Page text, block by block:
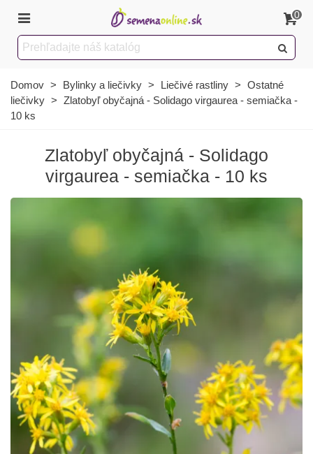
0
Domov > Bylinky a liečivky > Liečivé rastliny > Ostatné
liečivky > Zlatobyľ obyčajná - Solidago virgaurea - semiačka -
10 ks
Zlatobyľ obyčajná - Solidago
virgaurea - semiačka - 10 ks